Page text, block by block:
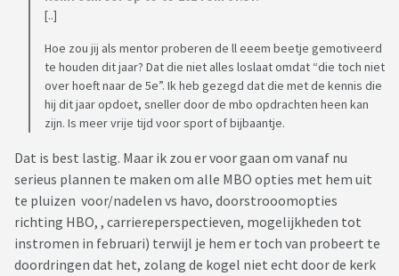
[..]
Hoe zou jij als mentor proberen de ll eeem beetje gemotiveerd
te houden dit jaar? Dat die niet alles loslaat omdat “die toch niet
over hoeft naar de 5e”. Ik heb gezegd dat die met de kennis die
hij dit jaar opdoet, sneller door de mbo opdrachten heen kan
zijn. Is meer vrije tijd voor sport of bijbaantje.
Dat is best lastig. Maar ik zou er voor gaan om vanaf nu
serieus plannen te maken om alle MBO opties met hem uit
te pluizen voor/nadelen vs havo, doorstrooomopties
richting HBO, , carriereperspectieven, mogelijkheden tot
instromen in februari) terwijl je hem er toch van probeert te
doordringen dat het, zolang de kogel niet echt door de kerk